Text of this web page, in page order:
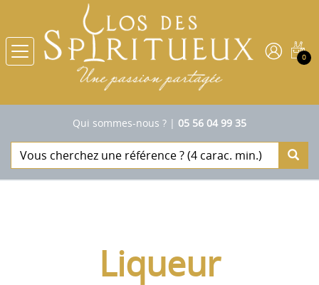
0
Qui sommes-nous ? | 05 56 04 99 35
Liqueur